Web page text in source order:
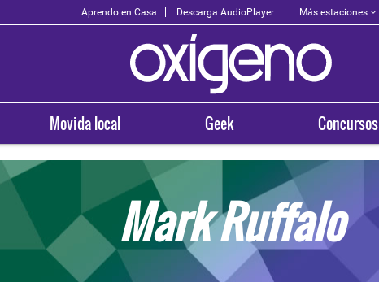
Aprendo en Casa Descarga AudioPlayer Más estaciones
Movida local Geek Concursos
Mark Ruffalo